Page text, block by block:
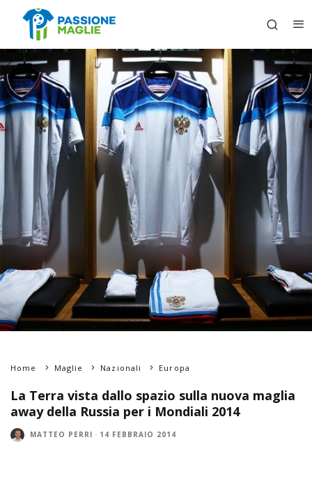
Home Maglie Nazionali Europa
La Terra vista dallo spazio sulla nuova maglia
away della Russia per i Mondiali 2014
MATTEO PERRI · 14 FEBBRAIO 2014